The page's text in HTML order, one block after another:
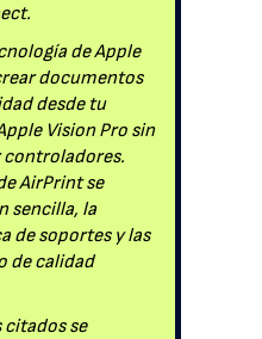
de Apple
documentos
desde tu
Vision Pro sin
controladores.
AirPrint se
sencilla, la
de soportes y las
de calidad
se